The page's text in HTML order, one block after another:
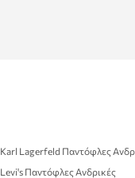
Karl Lagerfeld Παντόφλες
Levi's Παντόφλες Ανδρικές